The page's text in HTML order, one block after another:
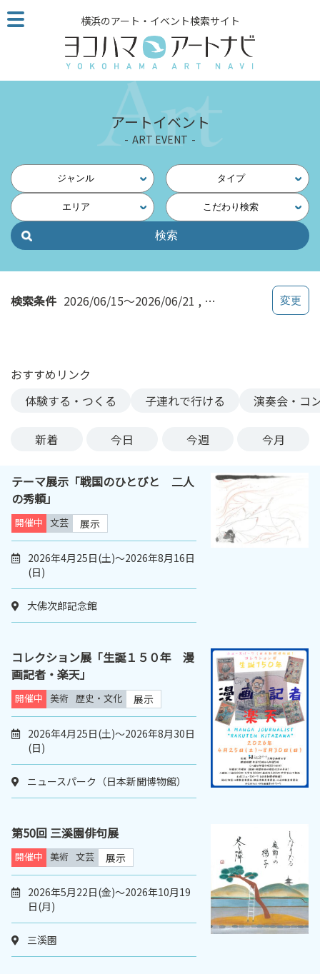
こ
の
ジ
読
他
ペ
の
横浜のアート・イベント検索サイト
アートイベント
ART EVENT
ジャンル タイプ
エリア こだわり検索
検索条件 2026/06/15～2026/06/21 学ぶ・知る
おすすめリンク
体験する・つくる
子連れで行ける 演奏会・コ
新着 今日 今週 今月
テーマ展示「戦国のひとびと 二人
の秀頼」
開催中 文芸 展示
2026年4月25日(土)～2026年8月16日
(日)
大佛次郎記念館
コレクション展「生誕１５０年 漫
画記者・楽天」
開催中 美術 歴史・文化 展示
2026年4月25日(土)～2026年8月30日
(日)
ニュースパーク（日本新聞博物館）
第50回 三溪園俳句展
開催中 美術 文芸 展示
2026年5月22日(金)～2026年10月19
日(月)
三溪園